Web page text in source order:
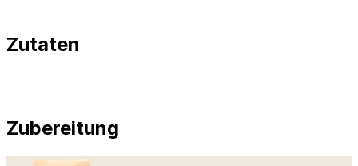
Zutaten
Zubereitung